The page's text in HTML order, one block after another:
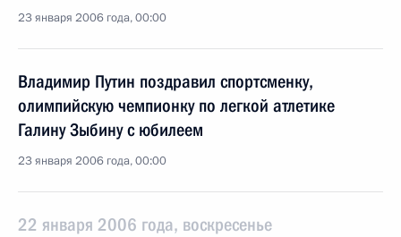
23 января 2006 года, 00:00
Владимир Путин поздравил спортсменку,
олимпийскую чемпионку по легкой атлетике
Галину Зыбину с юбилеем
23 января 2006 года, 00:00
22 января 2006 года, воскресенье